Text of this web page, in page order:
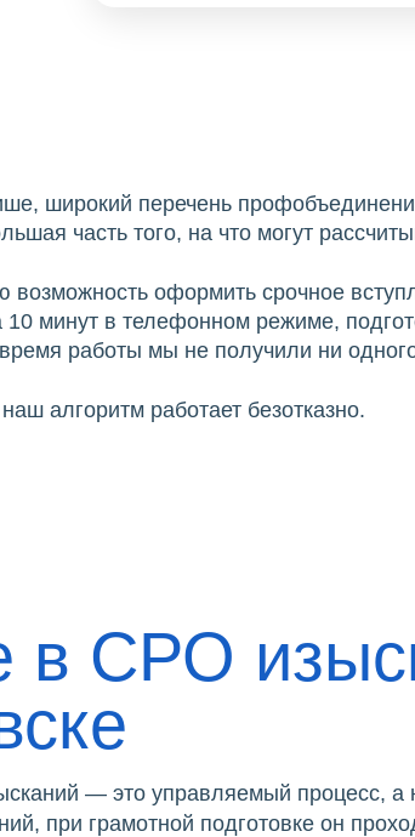
широкий перечень
часть того, на что могут
оформить срочное
минут в телефонном режиме,
работы мы не получили ни
алгоритм работает безотказно.
в СРО
— это управляемый процесс, а
при грамотной подготовке он